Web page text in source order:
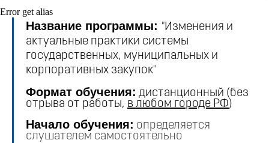
Error get alias
Название программы: "Изменения и
актуальные практики системы
государственных, муниципальных и
корпоративных закупок"
Формат обучения: дистанционный (без
отрыва от работы, в любом городе РФ)
Начало обучения: определяется
слушателем самостоятельно